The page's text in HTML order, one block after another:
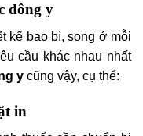
đông y
kế bao bì, song ở mỗi
cầu khác nhau nhất
y cũng vậy, cụ thể:
in